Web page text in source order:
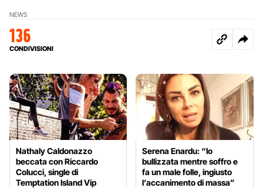
NEWS
136
CONDIVISIONI
Nathaly Caldonazzo
beccata con Riccardo
Colucci, single di
Temptation Island Vip
Serena Enardu: “Io
bullizzata mentre soffro e
fa un male folle, ingiusto
l’accanimento di massa”